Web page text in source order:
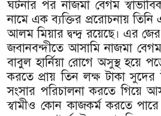
ঘটনার পর নাজমা বেগম
নামে এক ব্যক্তির প্ররোচনায়
আলম মিয়ার দ্বন্দ্ব রয়েছে। এর
জবানবন্দীতে আসামি নাজমা
বাবুল হার্নিয়া রোগে অসুস্থ হয়ে
করতে প্রায় তিন লক্ষ টাকা
সংসার পরিচালনা করতে গিয়ে
স্বামীও কোন কাজকর্ম করতে